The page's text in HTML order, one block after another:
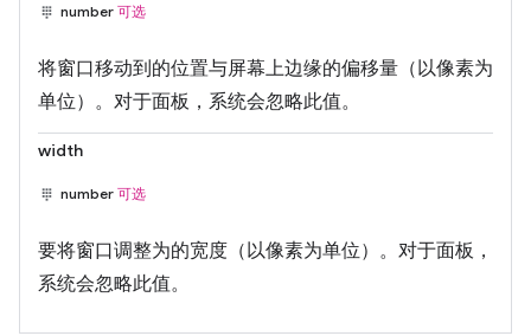
number 可选
将窗口移动到的位置与屏幕上边缘的偏移量（以像素为
单位）。对于面板，系统会忽略此值。
width
number 可选
要将窗口调整为的宽度（以像素为单位）。对于面板，
系统会忽略此值。